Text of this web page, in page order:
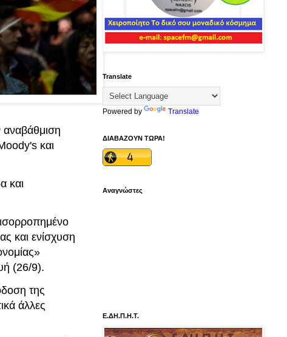
αναβάθμιση
και
και
και ενίσχυση
(26/9).
της
άλλες
Translate
Powered by Translate
ΔΙΑΒΑΖΟΥΝ ΤΩΡΑ!
Αναγνώστες
Ε.ΔΗ.Π.Η.Τ.